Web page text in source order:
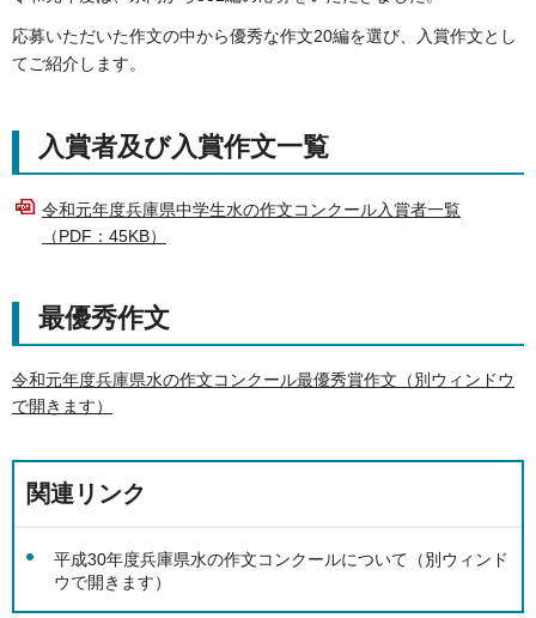
応募いただいた作文の中から優秀な作文20編を選び、入賞作文とし
てご紹介します。
入賞者及び入賞作文一覧
令和元年度兵庫県中学生水の作文コンクール入賞者一覧
（PDF：45KB）
最優秀作文
令和元年度兵庫県水の作文コンクール最優秀賞作文（別ウィンドウ
で開きます）
関連リンク
平成30年度兵庫県水の作文コンクールについて（別ウィンド
ウで開きます）